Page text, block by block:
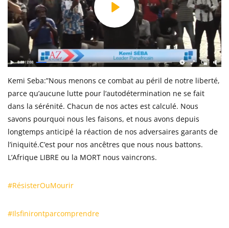
Play
Kemi Seba:”Nous menons ce combat au péril de notre liberté,
parce qu’aucune lutte pour l’autodétermination ne se fait
dans la sérénité. Chacun de nos actes est calculé. Nous
savons pourquoi nous les faisons, et nous avons depuis
longtemps anticipé la réaction de nos adversaires garants de
l’iniquité.C’est pour nos ancêtres que nous nous battons.
L’Afrique LIBRE ou la MORT nous vaincrons.
#RésisterOuMourir
#Ilsfinirontparcomprendre